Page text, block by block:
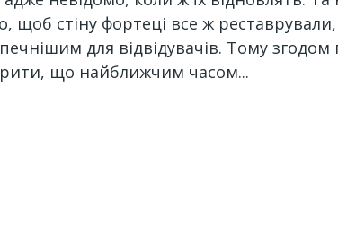
стіну фортеці все ж
для відвідувачів. Тому згодом
що найближчим часом...